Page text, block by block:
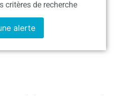
critères de recherche
alerte